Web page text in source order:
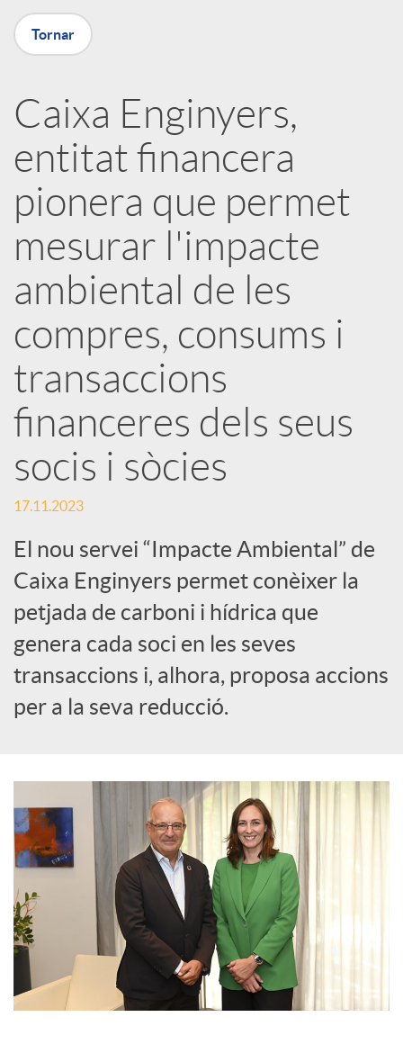
a
a
r
x
e
s
S
o
c
i
a
l
Tornar
Caixa Enginyers,
entitat financera
pionera que permet
mesurar l'impacte
ambiental de les
compres, consums i
transaccions
financeres dels seus
socis i sòcies
17.11.2023
El nou servei “Impacte Ambiental” de
Caixa Enginyers permet conèixer la
petjada de carboni i hídrica que
genera cada soci en les seves
transaccions i, alhora, proposa accions
per a la seva reducció.